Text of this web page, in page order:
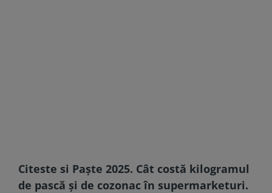
Citeste si Paște 2025. Cât costă kilogramul
de pască și de cozonac în supermarketuri.